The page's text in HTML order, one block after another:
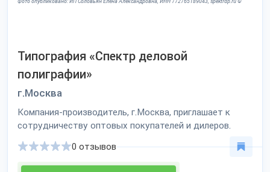
Фото опубликовано: ИП Соловьян Елена Александровна, ИНН 772765189043, spektrdp.ru ©
Типография «Спектр деловой
полиграфии»
г.Москва
Компания-производитель, г.Москва, приглашает к
сотрудничеству оптовых покупателей и дилеров.
0 отзывов